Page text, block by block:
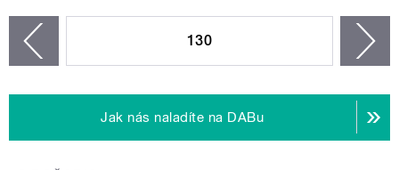
130
Jak nás naladíte na DABu